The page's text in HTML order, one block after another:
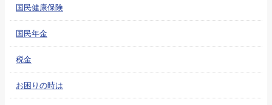
国民健康保険
国民年金
税金
お困りの時は